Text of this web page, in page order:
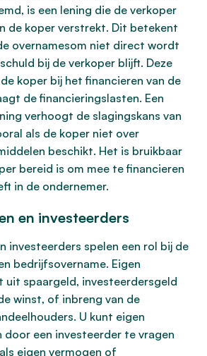
is een lening die de verkoper
de koper verstrekt. Dit betekent
overnamesom niet direct wordt
bij de verkoper blijft. Deze
koper bij het financieren van de
de financieringslasten. Een
verhoogt de slagingskans van
als de koper niet over
beschikt. Het is bruikbaar
bereid is om mee te financieren
in de ondernemer.
en investeerders
investeerders spelen een rol bij de
bedrijfsovername. Eigen
uit spaargeld, investeerdersgeld
winst, of inbreng van de
U kunt eigen
door een investeerder te vragen
eigen vermogen of